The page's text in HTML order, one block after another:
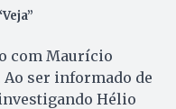
com Maurício
Ao ser informado de
Hélio